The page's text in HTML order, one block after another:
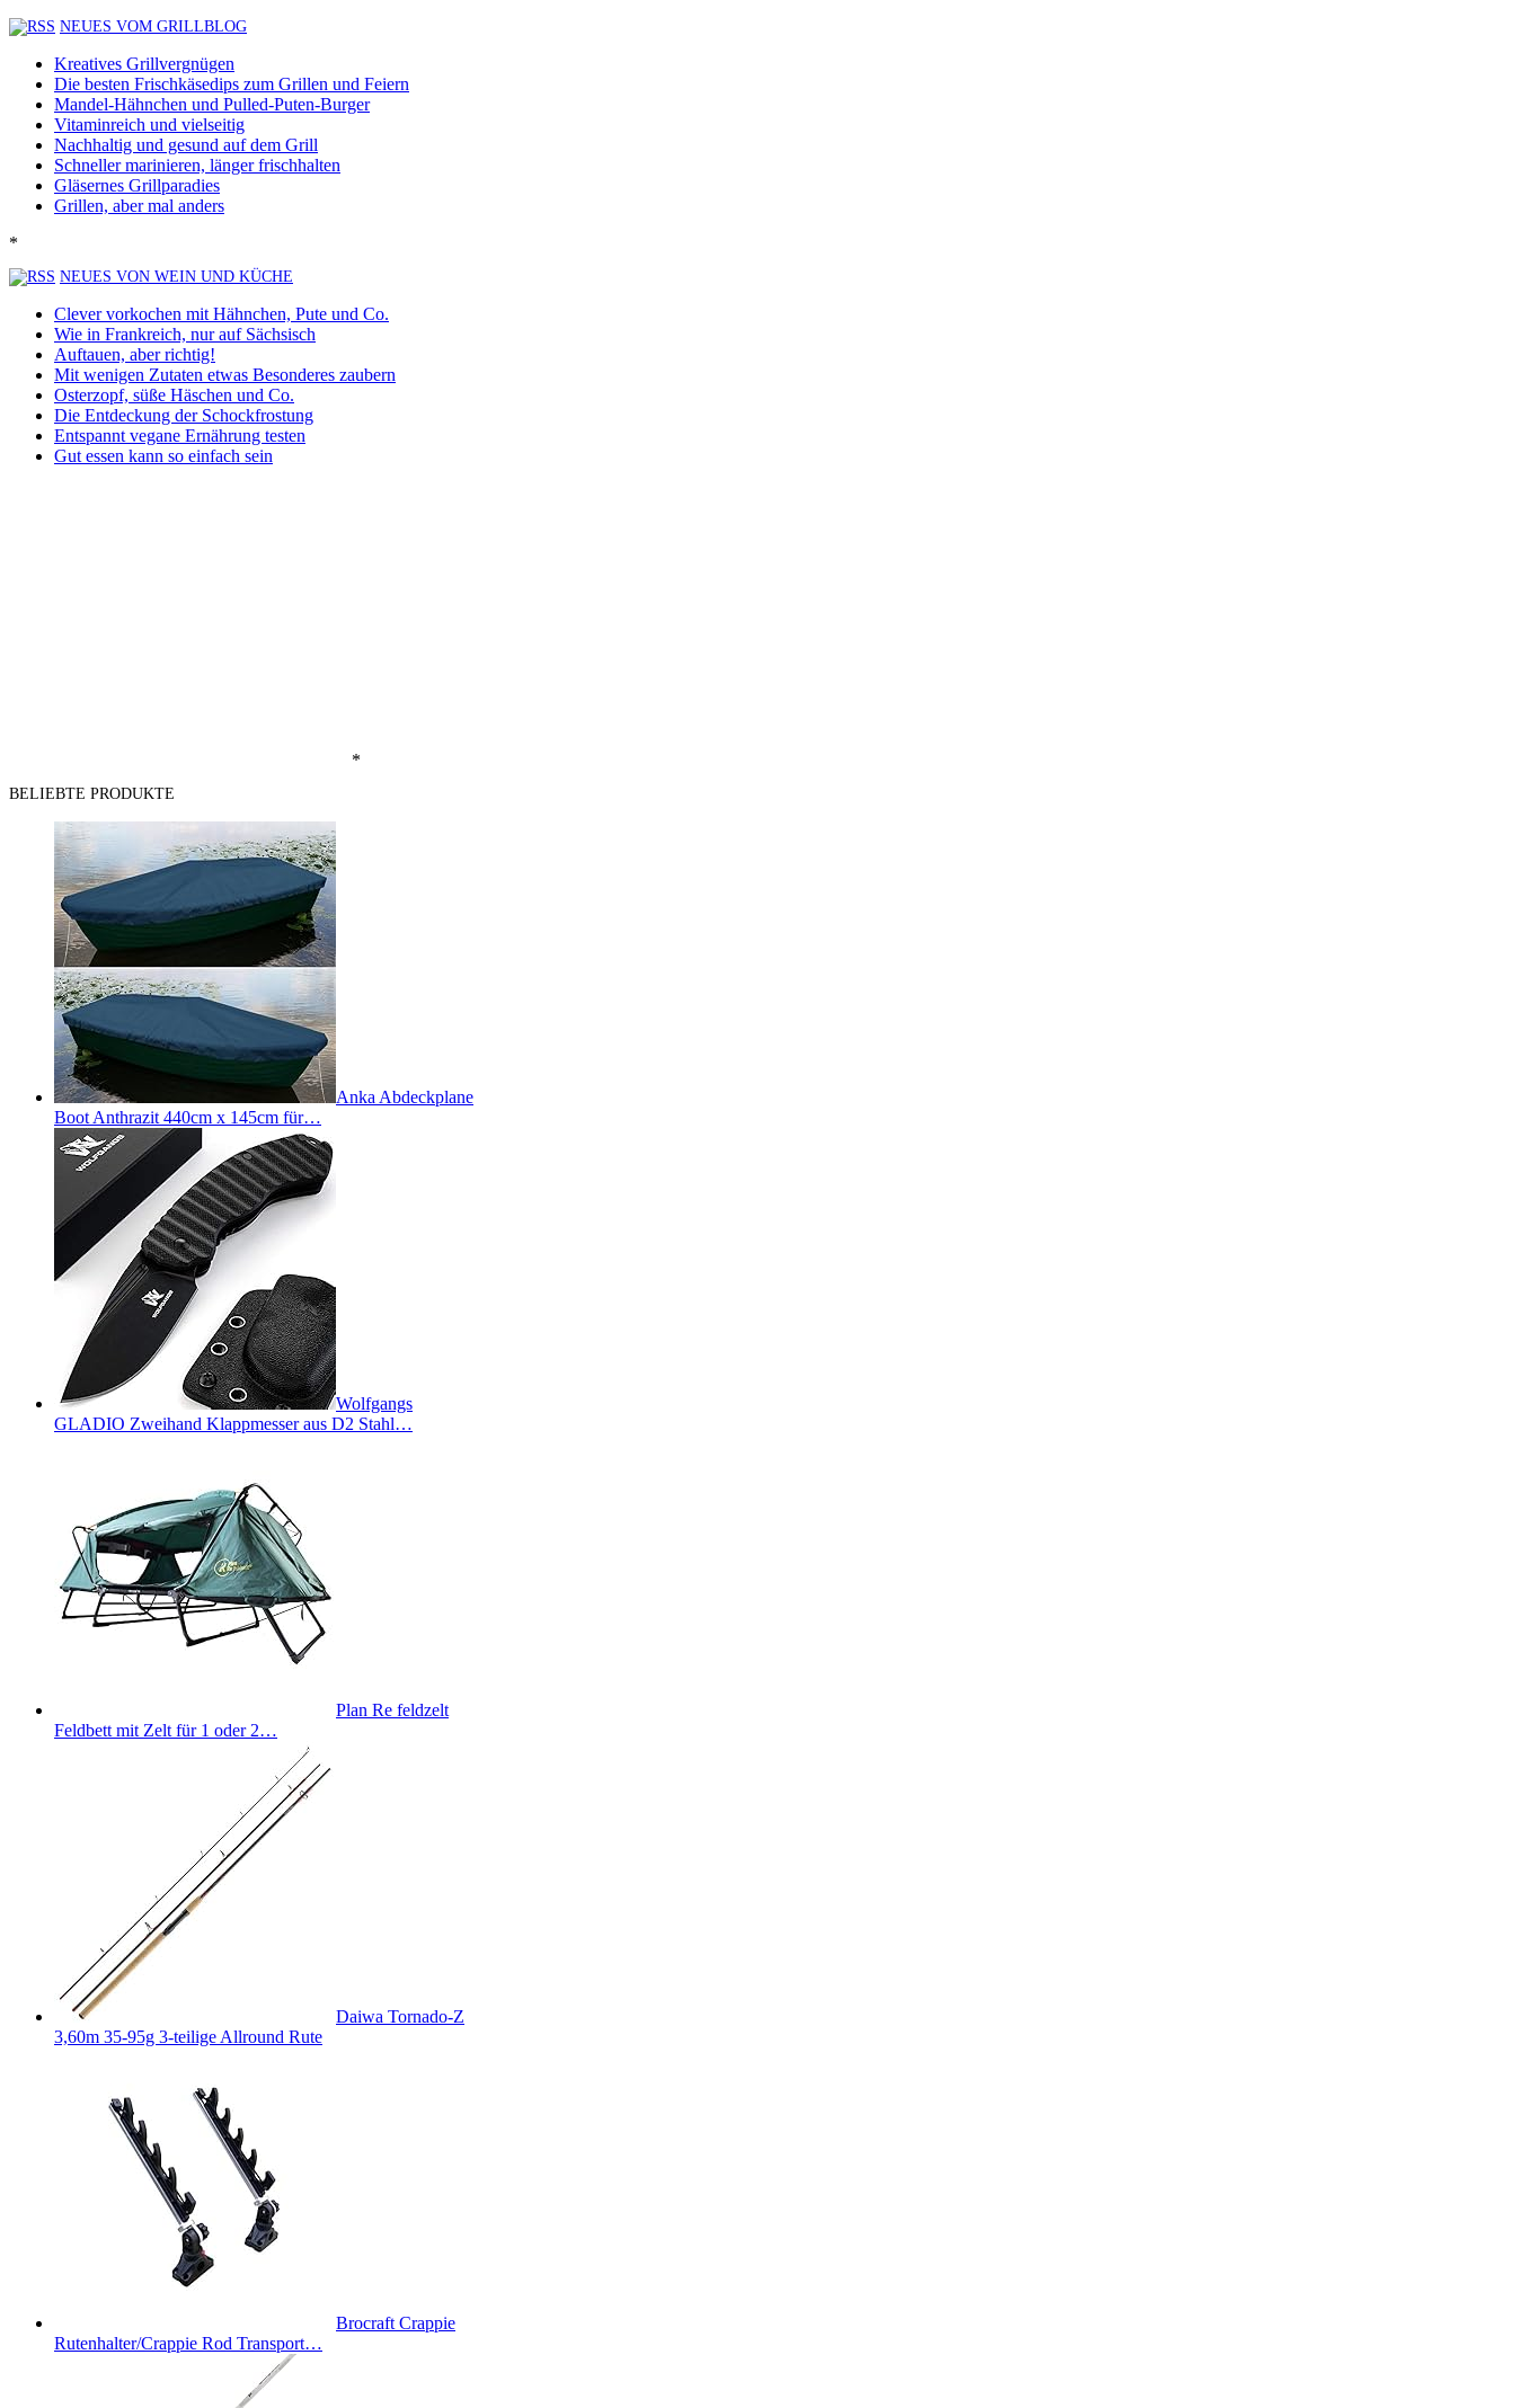
NEUES VOM GRILLBLOG
Kreatives Grillvergnügen
Die besten Frischkäsedips zum Grillen und Feiern
Mandel-Hähnchen und Pulled-Puten-Burger
Vitaminreich und vielseitig
Nachhaltig und gesund auf dem Grill
Schneller marinieren, länger frischhalten
Gläsernes Grillparadies
Grillen, aber mal anders
*
NEUES VON WEIN UND KÜCHE
Clever vorkochen mit Hähnchen, Pute und Co.
Wie in Frankreich, nur auf Sächsisch
Auftauen, aber richtig!
Mit wenigen Zutaten etwas Besonderes zaubern
Osterzopf, süße Häschen und Co.
Die Entdeckung der Schockfrostung
Entspannt vegane Ernährung testen
Gut essen kann so einfach sein
*
BELIEBTE PRODUKTE
Anka Abdeckplane
Boot Anthrazit 440cm x 145cm für…
Wolfgangs
GLADIO Zweihand Klappmesser aus D2 Stahl…
Plan Re feldzelt
Feldbett mit Zelt für 1 oder 2…
Daiwa Tornado-Z
3,60m 35-95g 3-teilige Allround Rute
Brocraft Crappie
Rutenhalter/Crappie Rod Transport…